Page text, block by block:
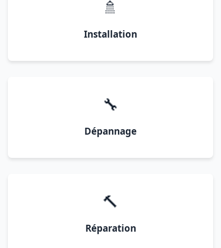
🚿
Installation
🔧
Dépannage
🔨
Réparation